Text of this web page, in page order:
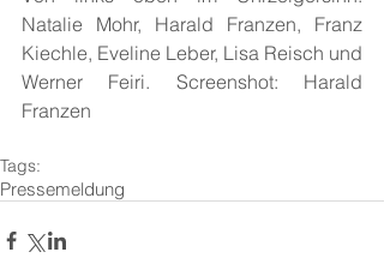
Natalie Mohr, Harald Franzen, Franz
Kiechle, Eveline Leber, Lisa Reisch und
Werner Feiri. Screenshot: Harald
Franzen
Tags:
Pressemeldung